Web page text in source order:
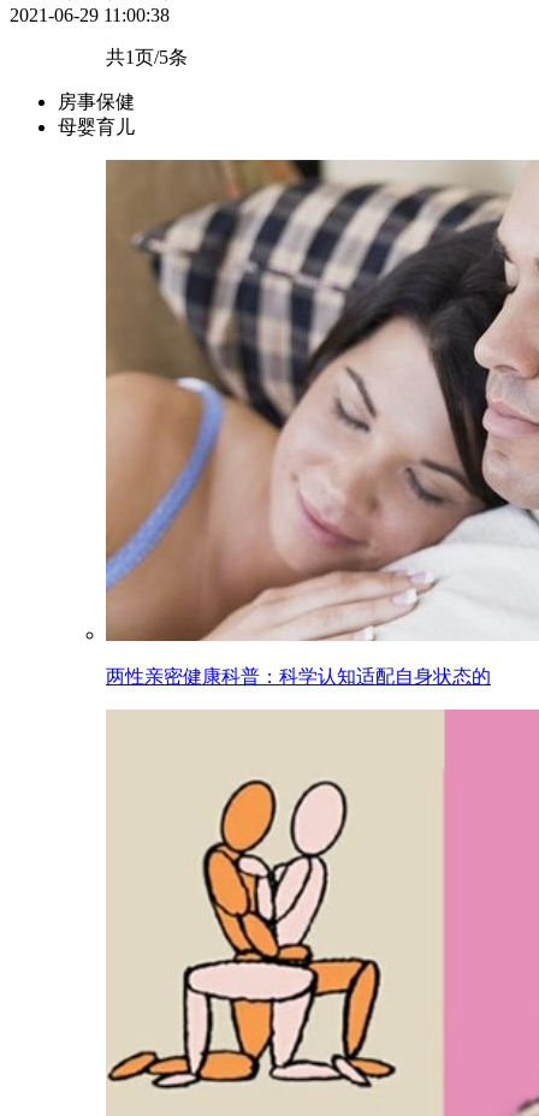
2021-06-29 11:00:38
共1页/5条
房事保健
母婴育儿
两性亲密健康科普：科学认知适配自身状态的